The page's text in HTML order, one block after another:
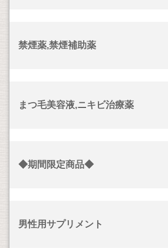
禁煙薬,禁煙補助薬
まつ毛美容液,ニキビ治療薬
◆期間限定商品◆
男性用サプリメント